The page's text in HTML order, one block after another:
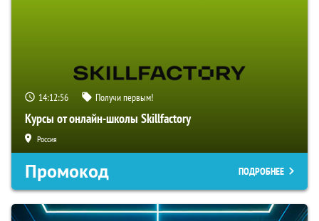
14:12:55 Получи первым!
Курсы от онлайн-школы Skillfactory
Россия
Промокод ПОДРОБНЕЕ